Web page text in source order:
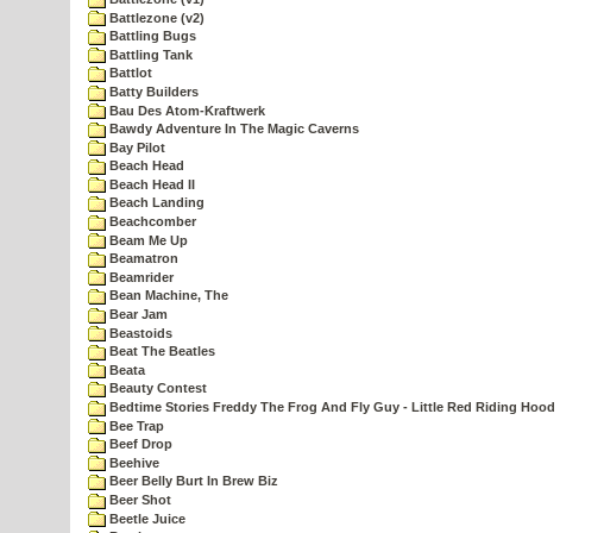
Battlezone (v2)
Battling Bugs
Battling Tank
Battlot
Batty Builders
Bau Des Atom-Kraftwerk
Bawdy Adventure In The Magic Caverns
Bay Pilot
Beach Head
Beach Head II
Beach Landing
Beachcomber
Beam Me Up
Beamatron
Beamrider
Bean Machine, The
Bear Jam
Beastoids
Beat The Beatles
Beata
Beauty Contest
Bedtime Stories Freddy The Frog And Fly Guy - Little Red Riding Hood
Bee Trap
Beef Drop
Beehive
Beer Belly Burt In Brew Biz
Beer Shot
Beetle Juice